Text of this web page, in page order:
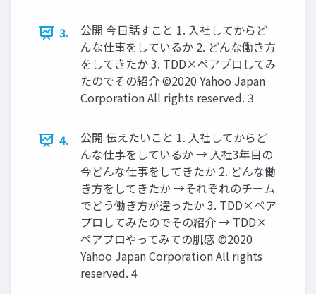
3.
公開 今⽇話すこと 1. ⼊社してからど
んな仕事をしているか 2. どんな働き⽅
をしてきたか 3. TDD×ペアプロしてみ
たのでその紹介 ©2020 Yahoo Japan
Corporation All rights reserved. 3
4.
公開 伝えたいこと 1. ⼊社してからど
んな仕事をしているか → ⼊社3年⽬の
今どんな仕事をしてきたか 2. どんな働
き⽅をしてきたか →それぞれのチーム
でどう働き⽅が違ったか 3. TDD×ペア
プロしてみたのでその紹介 → TDD×
ペアプロやってみての肌感 ©2020
Yahoo Japan Corporation All rights
reserved. 4